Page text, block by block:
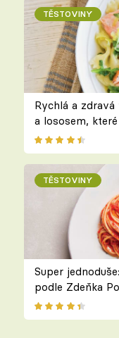
TĚSTOVINY
Rychlá a
a lososem,
TĚSTOVINY
Super
podle Zdeňka